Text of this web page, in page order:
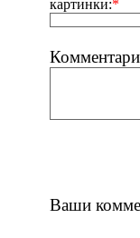
картинки:*
Ваши